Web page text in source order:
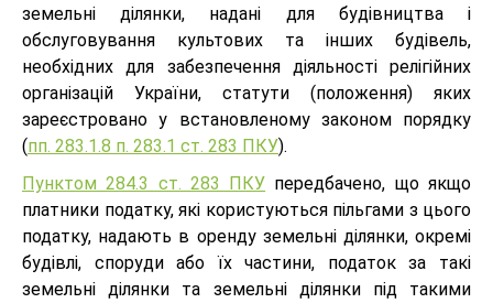
земельні ділянки, надані для будівництва і
обслуговування культових та інших будівель,
необхідних для забезпечення діяльності релігійних
організацій України, статути (положення) яких
зареєстровано у встановленому законом порядку
(пп. 283.1.8 п. 283.1 ст. 283 ПКУ).
Пунктом 284.3 ст. 283 ПКУ передбачено, що якщо
платники податку, які користуються пільгами з цього
податку, надають в оренду земельні ділянки, окремі
будівлі, споруди або їх частини, податок за такі
земельні ділянки та земельні ділянки під такими